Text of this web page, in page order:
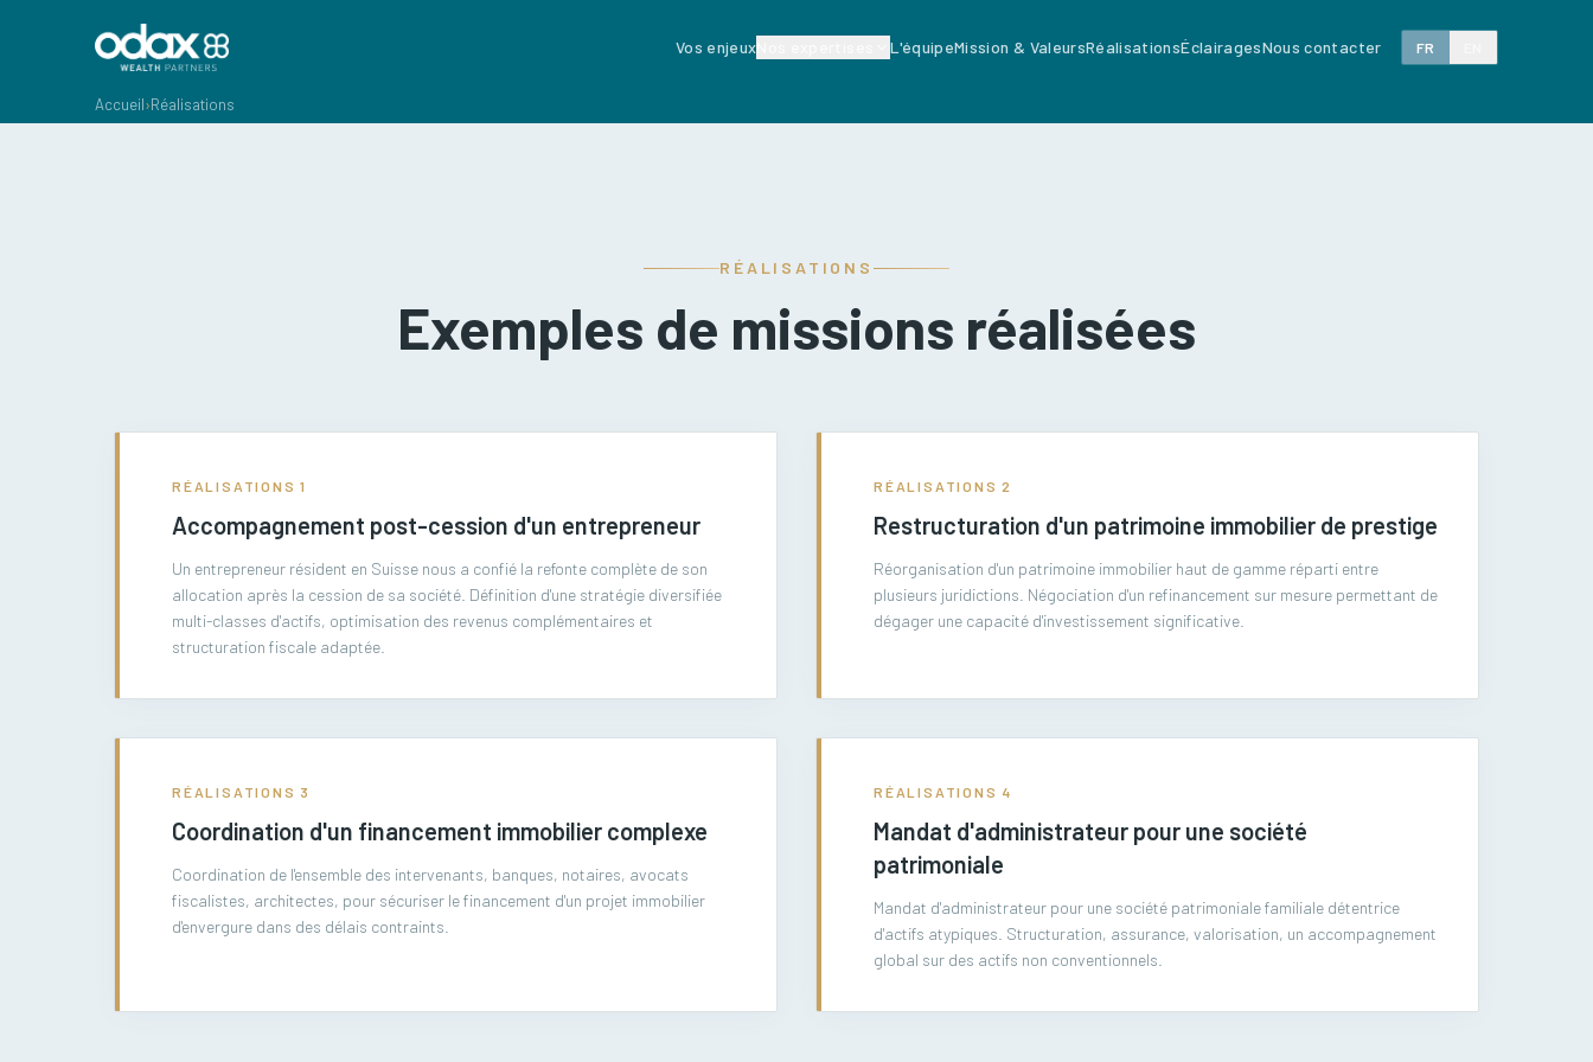
Vos enjeux L'équipeMission & ValeursRéalisationsÉclairagesNous contacter FR
Accueil›Réalisations
RÉALISATIONS
Exemples de missions réalisées
RÉALISATIONS 1
Accompagnement post-cession d'un entrepreneur
Un entrepreneur résident en Suisse nous a confié la refonte complète de son
allocation après la cession de sa société. Définition d'une stratégie diversifiée
multi-classes d'actifs, optimisation des revenus complémentaires et
structuration fiscale adaptée.
RÉALISATIONS 2
Restructuration d'un patrimoine immobilier de prestige
Réorganisation d'un patrimoine immobilier haut de gamme réparti entre
plusieurs juridictions. Négociation d'un refinancement sur mesure permettant de
dégager une capacité d'investissement significative.
RÉALISATIONS 3
Coordination d'un financement immobilier complexe
Coordination de l'ensemble des intervenants, banques, notaires, avocats
fiscalistes, architectes, pour sécuriser le financement d'un projet immobilier
d'envergure dans des délais contraints.
RÉALISATIONS 4
Mandat d'administrateur pour une société
patrimoniale
Mandat d'administrateur pour une société patrimoniale familiale détentrice
d'actifs atypiques. Structuration, assurance, valorisation, un accompagnement
global sur des actifs non conventionnels.